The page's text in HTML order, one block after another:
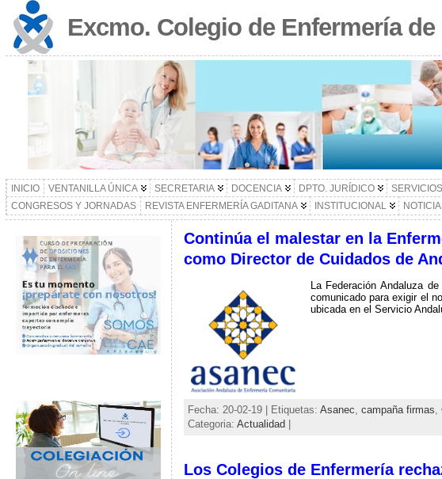
Excmo. Colegio de Enfermería de
INICIO VENTANILLA ÚNICA SECRETARIA DOCENCIA DPTO. JURÍDICO SERVICIOS
CONGRESOS Y JORNADAS
REVISTA ENFERMERÍA GADITANA INSTITUCIONAL
Continúa el malestar en la
como Director de Cuidados de
La Federación Andaluza
comunicado para exigir el
ubicada en el Servicio
Fecha: 20-02-19 | Etiquetas: Asanec campaña firmas
Categoria: Actualidad
Los Colegios de Enfermería